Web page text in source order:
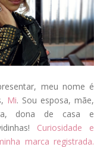
meu nome é
Mi. Sou esposa, mãe,
dona de casa e
Curiosidade e
marca registrada.